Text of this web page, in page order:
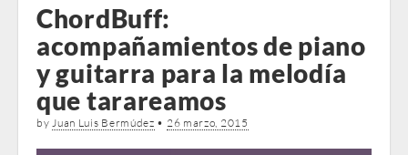
ChordBuff:
acompañamientos de piano
y guitarra para la melodía
que tarareamos
byJuan Luis Bermúdez • 26 marzo, 2015